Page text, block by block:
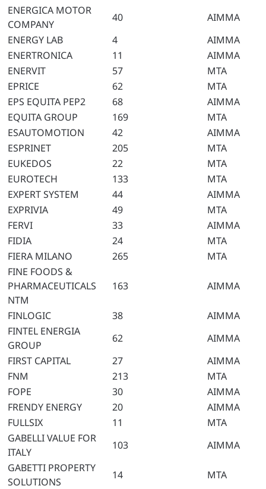
ENERGICA MOTOR
COMPANY
40
AIMMA
ENERGY LAB
4
AIMMA
ENERTRONICA
11
AIMMA
ENERVIT
57
MTA
EPRICE
62
MTA
EPS EQUITA PEP2
68
AIMMA
EQUITA GROUP
169
MTA
ESAUTOMOTION
42
AIMMA
ESPRINET
205
MTA
EUKEDOS
22
MTA
EUROTECH
133
MTA
EXPERT SYSTEM
44
AIMMA
EXPRIVIA
49
MTA
FERVI
33
AIMMA
FIDIA
24
MTA
FIERA MILANO
265
MTA
FINE FOODS &
PHARMACEUTICALS
NTM
163 AIMMA
FINLOGIC 38
AIMMA
FINTEL ENERGIA
GROUP
62
AIMMA
FIRST CAPITAL
27
AIMMA
FNM
213
MTA
FOPE
30
AIMMA
FRENDY ENERGY
20
AIMMA
FULLSIX
11
MTA
GABELLI VALUE FOR
ITALY
103
AIMMA
GABETTI PROPERTY
SOLUTIONS
14
MTA